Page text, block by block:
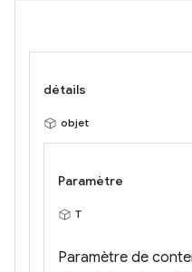
détails
objet
Paramètre
T
Paramètre de